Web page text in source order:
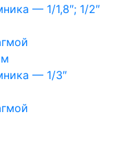
— 1/1,8″; 1/2″
— 1/3″